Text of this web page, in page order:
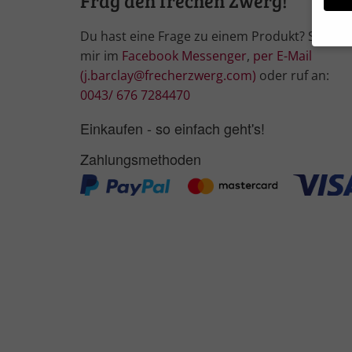
Du hast eine Frage zu einem Produkt? Schreibe
mir im Facebook Messenger, per E-Mail
(j.barclay@frecherzwerg.com) oder ruf an:
0043/ 676 7284470
Einkaufen - so einfach geht's!
Zahlungsmethoden
Wir